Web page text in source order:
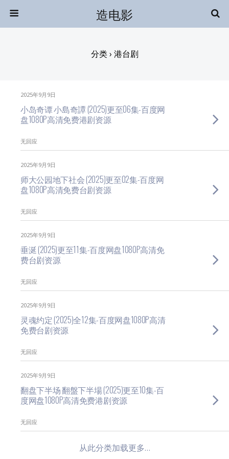
造电影
分类 › 港台剧
2025年9月9日
小岛奇谭 小島奇譚 (2025)更至06集-百度网
盘1080P高清免费港剧资源
无回应
2025年9月9日
师大公园地下社会 (2025)更至02集-百度网
盘1080P高清免费台剧资源
无回应
2025年9月9日
垂涎 (2025)更至11集-百度网盘1080P高清免
费台剧资源
无回应
2025年9月9日
灵魂约定 (2025)全12集-百度网盘1080P高清
免费台剧资源
无回应
2025年9月9日
翻盘下半场 翻盤下半場 (2025)更至10集-百
度网盘1080P高清免费港剧资源
无回应
从此分类加载更多…